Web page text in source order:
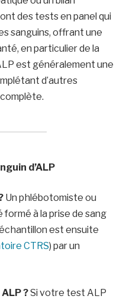
des tests en panel qui
sanguins, offrant une
en particulier de la
est généralement une
d’autres
d’ALP
Un phlébotomiste ou
à la prise de sang
est ensuite
CTRS) par un
?Si votre test ALP